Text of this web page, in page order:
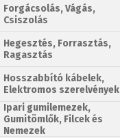
Forgácsolás, Vágás,
Csiszolás
Hegesztés, Forrasztás,
Ragasztás
Hosszabbító kábelek,
Elektromos szerelvények
Ipari gumilemezek,
Gumitömlők, Filcek és
Nemezek